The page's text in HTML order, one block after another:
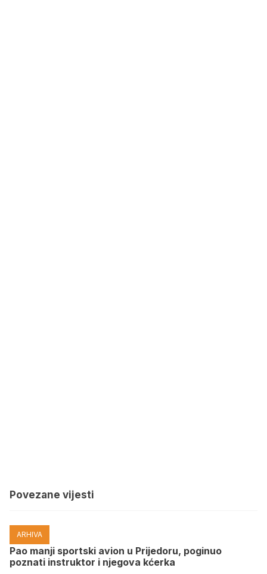
Povezane vijesti
ARHIVA
Pao manji sportski avion u Prijedoru, poginuo
poznati instruktor i njegova kćerka